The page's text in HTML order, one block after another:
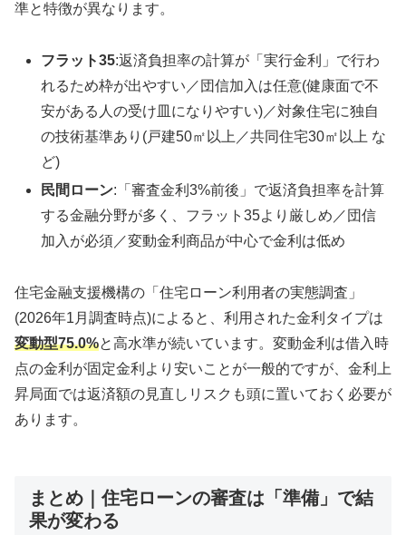
準と特徴が異なります。
フラット35:返済負担率の計算が「実行金利」で行わ
れるため枠が出やすい／団信加入は任意(健康面で不
安がある人の受け皿になりやすい)／対象住宅に独自
の技術基準あり(戸建50㎡以上／共同住宅30㎡以上 な
ど)
民間ローン:「審査金利3%前後」で返済負担率を計算
する金融分野が多く、フラット35より厳しめ／団信
加入が必須／変動金利商品が中心で金利は低め
住宅金融支援機構の「住宅ローン利用者の実態調査」
(2026年1月調査時点)によると、利用された金利タイプは
変動型75.0%と高水準が続いています。変動金利は借入時
点の金利が固定金利より安いことが一般的ですが、金利上
昇局面では返済額の見直しリスクも頭に置いておく必要が
あります。
まとめ｜住宅ローンの審査は「準備」で結
果が変わる